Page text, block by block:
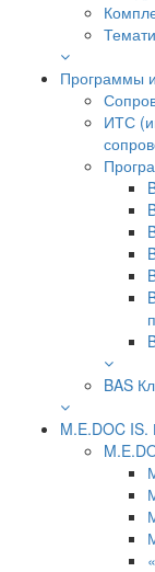
Программы
ИТС
BAS
M.E.DOC